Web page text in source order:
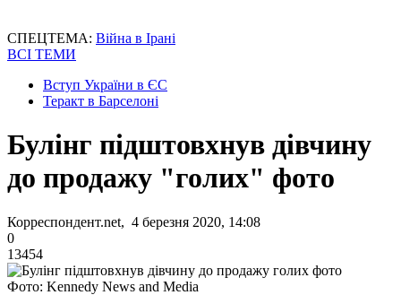
СПЕЦТЕМА: Війна в Ірані
ВСІ ТЕМИ
Вступ України в ЄС
Теракт в Барселоні
Булінг підштовхнув дівчину
до продажу "голих" фото
Корреспондент.net, 4 березня 2020, 14:08
0
13454
Фото: Kennedy News and Media